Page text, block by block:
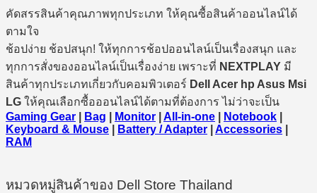
คัดสรรสินค้าคุณภาพทุกประเภท ให้คุณซื้อสินค้าออนไลน์ได้
ตามใจ
ช้อปง่าย ช้อปสนุก! ให้ทุกการช้อปออนไลน์เป็นเรื่องสนุก และ
ทุกการสั่งของออนไลน์เป็นเรื่องง่าย เพราะที่ NEXTPLAY มี
สินค้าทุกประเภทเกี่ยวกับคอมพิวเตอร์ Dell Acer hp Asus Msi
LG ให้คุณเลือกซื้อออนไลน์ได้ตามที่ต้องการ ไม่ว่าจะเป็น
Gaming Gear
Bag Monitor All-in-one Notebook
Keyboard & Mouse
Battery / Adapter Accessories
RAM
หมวดหมู่สินค้าของ Dell Store Thailand